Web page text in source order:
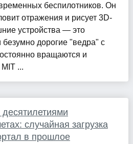
беспилотников. Он
отражения и рисует 3D-
устройства — это
безумно дорогие "ведра" с
вращаются и
...
случайная загрузка
в прошлое